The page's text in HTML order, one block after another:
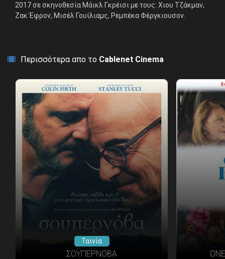
2017 σε σκηνοθεσία Μάικλ Γκρέισι με τους: Χιου Τζάκμαν,
Ζακ Έφρον, Μισέλ Γουίλιαμς, Ρεμπέκα Φέργκιουσον.
Περισσότερα απο το Cablenet Cinema
Ταινία
ΣΟΥΠΕΡΝΟΒΑ